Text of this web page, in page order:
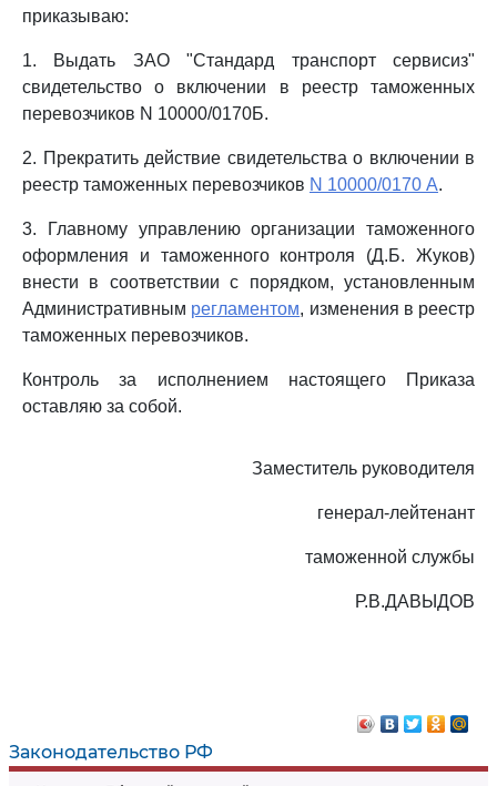
Законодательство РФ
приказываю:
1. Выдать ЗАО "Стандард транспорт сервисиз"
свидетельство о включении в реестр таможенных
перевозчиков N 10000/0170Б.
2. Прекратить действие свидетельства о включении в
реестр таможенных перевозчиков N 10000/0170 А.
3. Главному управлению организации таможенного
оформления и таможенного контроля (Д.Б. Жуков)
внести в соответствии с порядком, установленным
Административным регламентом, изменения в реестр
таможенных перевозчиков.
Контроль за исполнением настоящего Приказа
оставляю за собой.
Заместитель руководителя
генерал-лейтенант
таможенной службы
Р.В.ДАВЫДОВ